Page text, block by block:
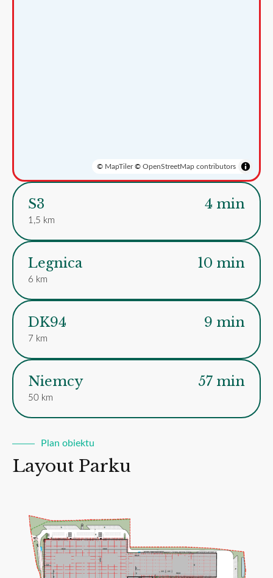
© MapTiler© OpenStreetMap contributors
S3
1,5 km
4 min
Legnica
6 km
10 min
DK94
7 km
9 min
Niemcy
50 km
57 min
Plan obiektu
Layout Parku